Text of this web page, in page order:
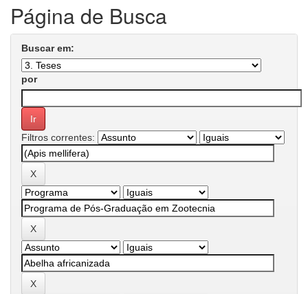
Página de Busca
Buscar em:
por
Filtros correntes: